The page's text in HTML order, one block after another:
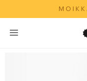
M O I K K